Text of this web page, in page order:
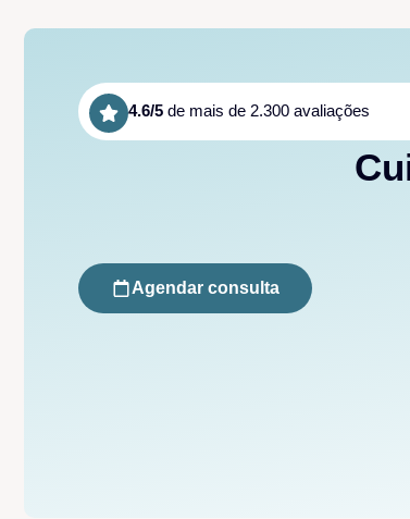
4.6/5 de mais de 2.300 avaliações
Agendar consulta